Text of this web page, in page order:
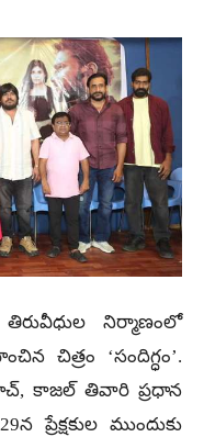
నిర్మాణంలో
చిత్రం ‘సందిగ్ధం’.
కాజల్ తివారి ప్రధాన
ముందుకు